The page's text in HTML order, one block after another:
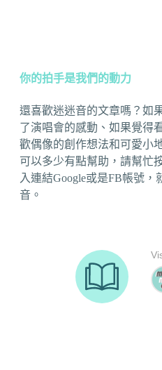
你的拍手是我們的動力
還喜歡迷迷音的文章嗎？如
了演唱會的感動、如果覺得
歡偶像的創作想法和可愛小
可以多少有點幫助，請幫忙
入連結Google或是FB帳號
音。